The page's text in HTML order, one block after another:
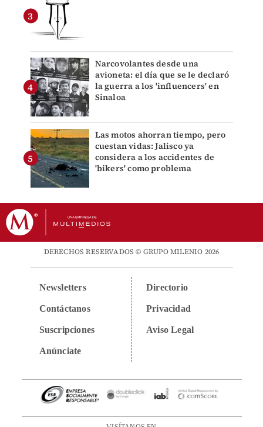
Narcovolantes desde una
avioneta: el día que se le declaró
la guerra a los 'influencers' en
Sinaloa
Las motos ahorran tiempo, pero
cuestan vidas: Jalisco ya
considera a los accidentes de
'bikers' como problema
DERECHOS RESERVADOS © GRUPO MILENIO 2026
Newsletters
Contáctanos
Suscripciones
Anúnciate
Directorio
Privacidad
Aviso Legal